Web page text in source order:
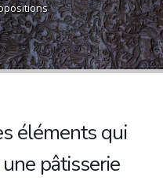
éléments qui
pâtisserie